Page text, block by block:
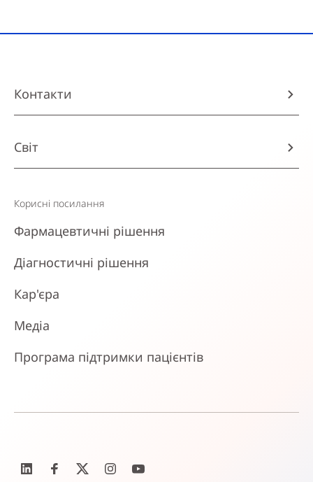
Контакти
Світ
Корисні посилання
Фармацевтичні рішення
Діагностичні рішення
Кар'єра
Медіа
Програма підтримки пацієнтів